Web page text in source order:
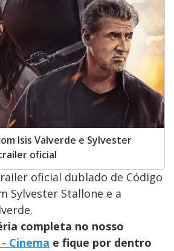
Isis Valverde e Sylvester
oficial
oficial dublado de Código
Sylvester Stallone e a
completa no nosso
Cinema e fique por dentro